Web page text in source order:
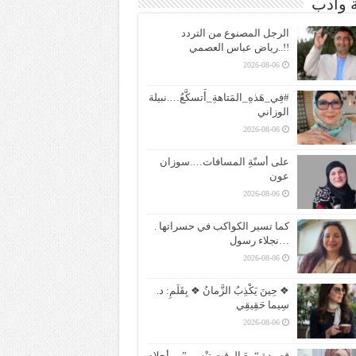
وادب
الرجل المصنوع من التردد
!!..رياض عباس العصمي
2026-08-06
#فِي_هَذهِ_المَتاهةِ_أَتسكَّعُ….نبيلة
الوزاني
2026-08-06
على أسنّةِ المسافات….سوزان
عون
2026-08-06
كما تسير الكواكب في حسراتها .
…نجلاء رسول
2026-08-06
❖ حِينَ يَكْذِبُ الزَّمانُ ❖ بِقَلَمِ: د.
سِيما حَقِيقِي
2026-08-06